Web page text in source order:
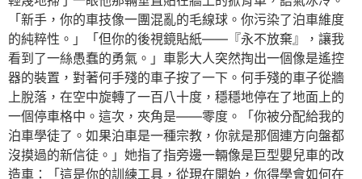
「新手，你的車技像一團混亂的毛線球。你污染了泊車維度
的純粹性。」「但你的後視鏡貼紙——『永不放棄』，讓我
看到了一絲愚蠢的勇氣。」車影大人突然掏出一個像是遙控
器的裝置，對著何手殘的車子按了一下。何手殘的車子從牆
上脫落，在空中旋轉了一百八十度，穩穩地停在了地面上的
一個停車格中。這次，夾角是——零度。「你被分配給我的
泊車學徒了。如果泊車是一種宗教，你就是那個連方向盤都
沒摸過的新信徒。」她指了指旁邊一輛像是巨型嬰兒車的改
造車：「這是你的訓練工具，從現在開始，你得學會如何在